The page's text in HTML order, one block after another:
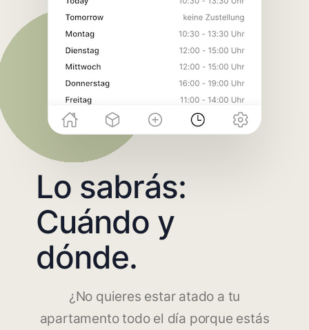
Lo sabrás:
Cuándo y
dónde.
¿No quieres estar atado a tu
apartamento todo el día porque estás